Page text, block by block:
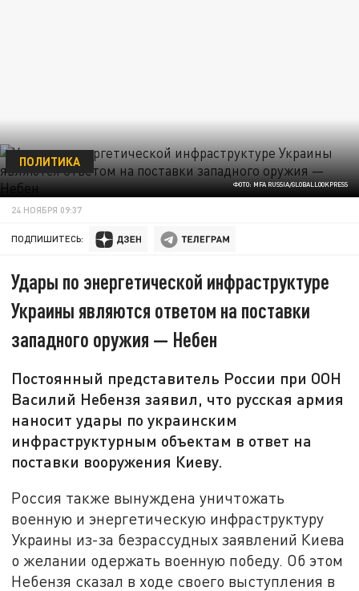
ФОТО: MFA RUSSIA/GLOBALLOOKPRESS
ПОЛИТИКА
24 НОЯБРЯ 09:37
ПОДПИШИТЕСЬ:
Удары по энергетической инфраструктуре
Украины являются ответом на поставки
западного оружия — Небен
Постоянный представитель России при ООН
Василий Небензя заявил, что русская армия
наносит удары по украинским
инфраструктурным объектам в ответ на
поставки вооружения Киеву.
Россия также вынуждена уничтожать
военную и энергетическую инфраструктуру
Украины из-за безрассудных заявлений Киева
о желании одержать военную победу. Об этом
Небензя сказал в ходе своего выступления в